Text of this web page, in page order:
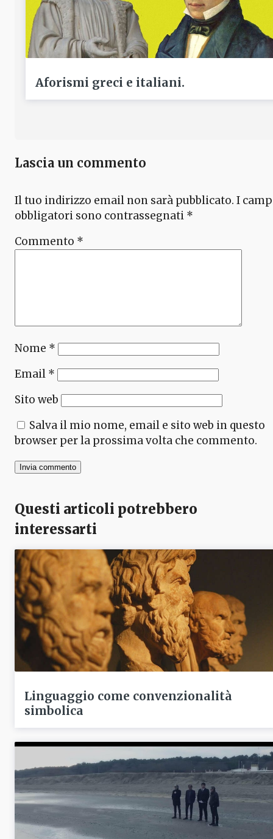
Aforismi greci e italiani.
Lascia un commento
Il tuo indirizzo email non sarà pubblicato. I
obbligatori sono contrassegnati *
Commento *
Nome *
Email *
Sito web
Salva il mio nome, email e sito web in questo
browser per la prossima volta che commento.
Questi articoli potrebbero
interessarti
Linguaggio come convenzionalità
simbolica